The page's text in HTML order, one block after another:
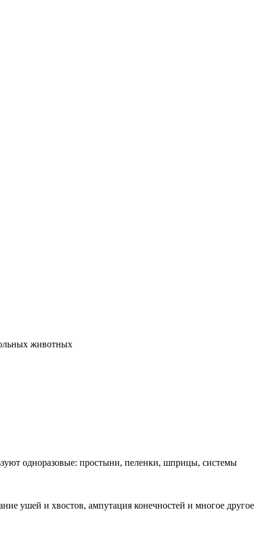
животных
одноразовые: простыни, пеленки, шприцы, системы
ушей и хвостов, ампутация конечностей и многое другое